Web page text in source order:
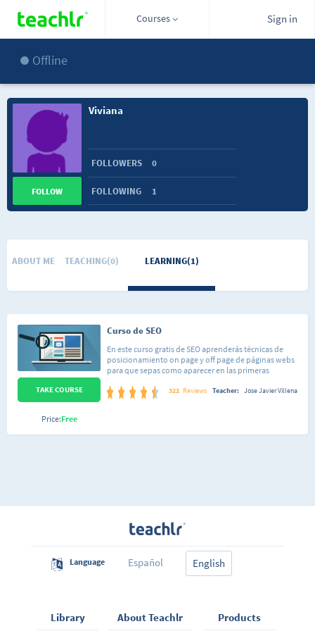
Courses Sign in
Offline
Viviana
FOLLOWERS 0
FOLLOWING 1
FOLLOW
ABOUT ME TEACHING(0) LEARNING(1)
Curso de SEO
En este curso gratis de SEO aprenderás técnicas de
posicionamiento on page y off page de páginas webs
para que sepas como aparecer en las primeras
Bing y DuckDuckGo. Conocer el funcionamiento de
SEO, así como sus mejores prácticas, estándares y
web que desee alcanzar el éxito.
322 Reviews Teacher: Jose Javier Villena
TAKE COURSE
Price:Free
Language Español English
Library About Teachlr Products